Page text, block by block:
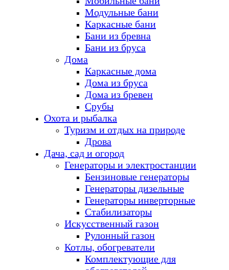
Модульные бани
Каркасные бани
Бани из бревна
Бани из бруса
Дома
Каркасные дома
Дома из бруса
Дома из бревен
Срубы
Охота и рыбалка
Туризм и отдых на природе
Дрова
Дача, сад и огород
Генераторы и электростанции
Бензиновые генераторы
Генераторы дизельные
Генераторы инверторные
Стабилизаторы
Искусственный газон
Рулонный газон
Котлы, обогреватели
Комплектующие для